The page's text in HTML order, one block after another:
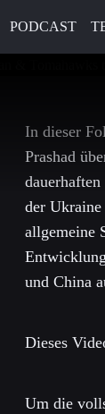
PODCAST
In dieser
Prashad
der
allgemeine
und China
Dieses
Um die